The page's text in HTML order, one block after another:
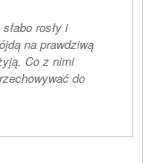
rosły i
na prawdziwą
Co z nimi
do